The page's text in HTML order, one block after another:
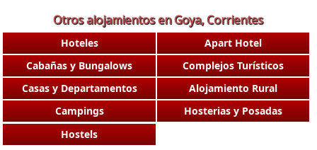
Otros alojamientos en Goya, Corrientes
Hoteles
Apart Hotel
Cabañas y Bungalows
Complejos Turísticos
Casas y Departamentos
Alojamiento Rural
Campings
Hosterias y Posadas
Hostels